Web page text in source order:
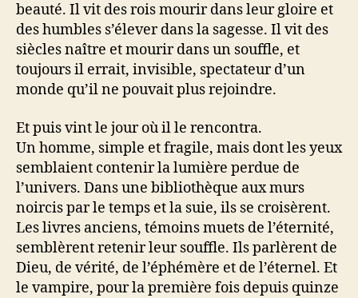
beauté. Il vit des rois mourir dans leur gloire et
des humbles s’élever dans la sagesse. Il vit des
siècles naître et mourir dans un souffle, et
toujours il errait, invisible, spectateur d’un
monde qu’il ne pouvait plus rejoindre.
Et puis vint le jour où il le rencontra.
Un homme, simple et fragile, mais dont les yeux
semblaient contenir la lumière perdue de
l’univers. Dans une bibliothèque aux murs
noircis par le temps et la suie, ils se croisèrent.
Les livres anciens, témoins muets de l’éternité,
semblèrent retenir leur souffle. Ils parlèrent de
Dieu, de vérité, de l’éphémère et de l’éternel. Et
le vampire, pour la première fois depuis quinze